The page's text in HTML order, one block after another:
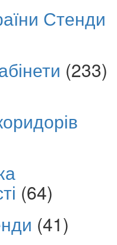
Стенди
(233)
(64)
(41)